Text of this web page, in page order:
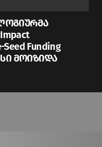
Funding
მოიზიდა